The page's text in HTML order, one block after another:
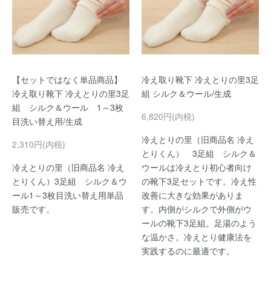
【セットではなく単品商品】
冷え取り靴下 冷えとりの里3足
組 シルク＆ウール 1～3枚
目洗い替え用/生成
2,310円(内税)
冷えとりの里（旧商品名 冷え
とりくん）3足組 シルク＆ウ
ール1～3枚目洗い替え用単品
販売です。
冷え取り靴下 冷えとりの里3足
組 シルク＆ウール/生成
6,820円(内税)
冷えとりの里（旧商品名 冷え
とりくん） 3足組 シルク＆
ウールは冷えとり初心者向け
の靴下3足セットです。冷え性
改善に大きな効果がありま
す。内側がシルクで外側がウ
ールの靴下3足組。足湯のよう
な温かさ。冷えとり健康法を
実践するのに最適です。